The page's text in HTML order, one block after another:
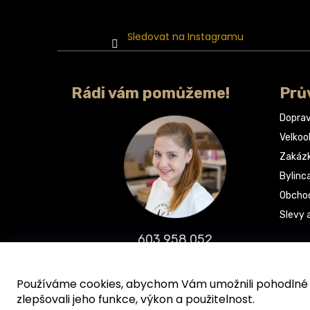
Používáme cookies, abychom Vám umožnili
zlepšovali jeho funkce, výkon a použitelnost.
Sledovat na Instagramu
Rádi vám pomůžeme!
603 958 052
Slevy